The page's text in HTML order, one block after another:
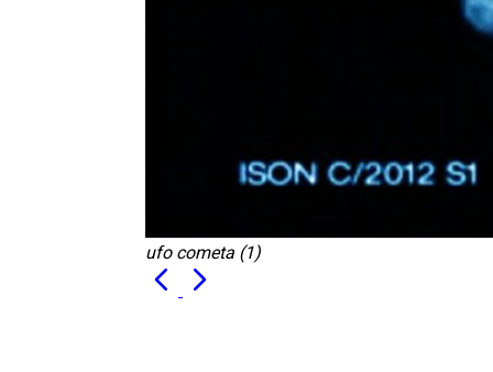
ufo cometa (1)